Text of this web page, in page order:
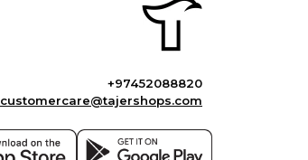
+97452088820
customercare@tajershops.com